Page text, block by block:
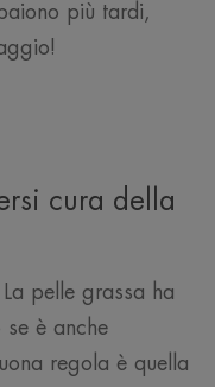
più tardi,
cura della
pelle grassa ha
se è anche
regola è quella